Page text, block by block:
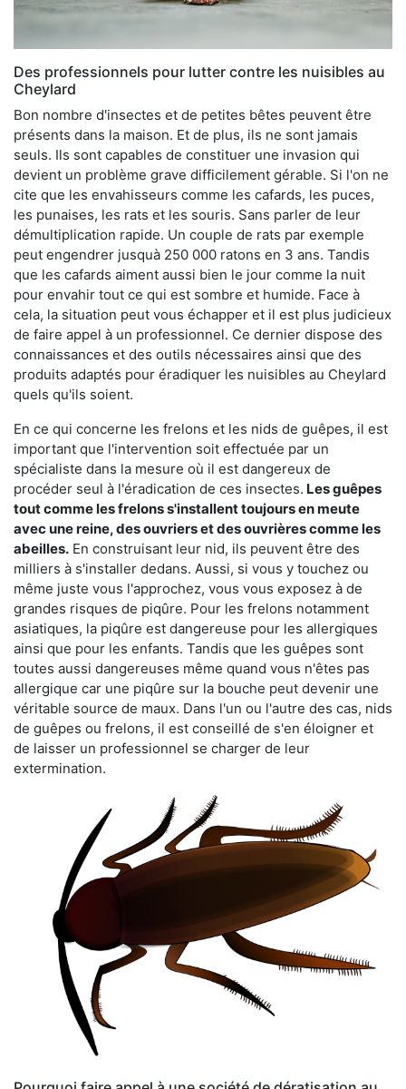
Des professionnels pour lutter contre les nuisibles au
Cheylard
Bon nombre d'insectes et de petites bêtes peuvent être
présents dans la maison. Et de plus, ils ne sont jamais
seuls. Ils sont capables de constituer une invasion qui
devient un problème grave difficilement gérable. Si l'on ne
cite que les envahisseurs comme les cafards, les puces,
les punaises, les rats et les souris. Sans parler de leur
démultiplication rapide. Un couple de rats par exemple
peut engendrer jusquà 250 000 ratons en 3 ans. Tandis
que les cafards aiment aussi bien le jour comme la nuit
pour envahir tout ce qui est sombre et humide. Face à
cela, la situation peut vous échapper et il est plus judicieux
de faire appel à un professionnel. Ce dernier dispose des
connaissances et des outils nécessaires ainsi que des
produits adaptés pour éradiquer les nuisibles au Cheylard
quels qu'ils soient.
En ce qui concerne les frelons et les nids de guêpes, il est
important que l'intervention soit effectuée par un
spécialiste dans la mesure où il est dangereux de
procéder seul à l'éradication de ces insectes. Les guêpes
tout comme les frelons s'installent toujours en meute
avec une reine, des ouvriers et des ouvrières comme les
abeilles. En construisant leur nid, ils peuvent être des
milliers à s'installer dedans. Aussi, si vous y touchez ou
même juste vous l'approchez, vous vous exposez à de
grandes risques de piqûre. Pour les frelons notamment
asiatiques, la piqûre est dangereuse pour les allergiques
ainsi que pour les enfants. Tandis que les guêpes sont
toutes aussi dangereuses même quand vous n'êtes pas
allergique car une piqûre sur la bouche peut devenir une
véritable source de maux. Dans l'un ou l'autre des cas, nids
de guêpes ou frelons, il est conseillé de s'en éloigner et
de laisser un professionnel se charger de leur
extermination.